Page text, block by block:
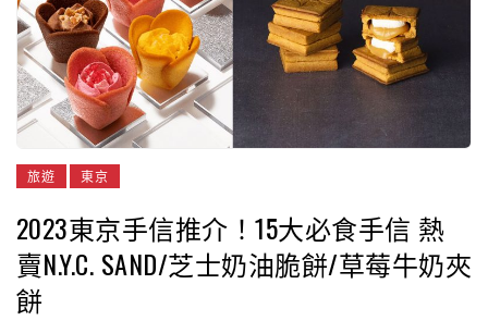
旅遊 東京
2023東京手信推介！15大必食手信 熱
賣N.Y.C. SAND/芝士奶油脆餅/草莓牛奶夾
餅